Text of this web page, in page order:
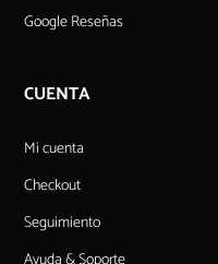
Google Reseñas
CUENTA
Mi cuenta
Checkout
Seguimiento